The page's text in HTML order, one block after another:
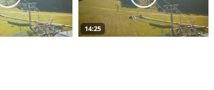
14:25